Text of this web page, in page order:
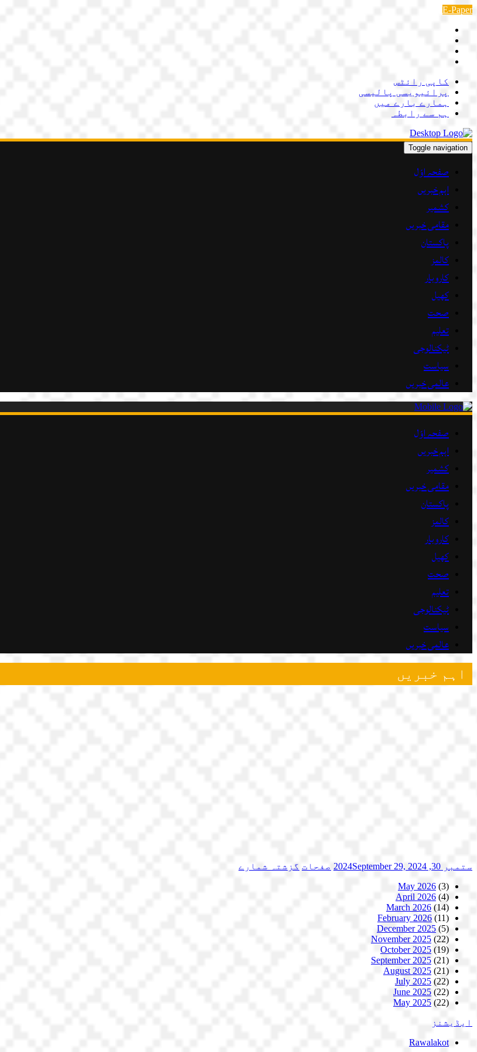
Skip
content
E-Paper
کاپی رائٹس
پرائیویسی پالیسی
ہمارے بارے میں
ہم سے رابطہ
Toggle navigation
صفحہ اوّل
اہم خبریں
کشمیر
مقامی خبریں
پاکستان
کالمز
کاروبار
کھیل
صحت
تعلیم
ٹیکنالوجی
سیاست
عالمی خبریں
صفحہ اوّل
اہم خبریں
کشمیر
مقامی خبریں
پاکستان
کالمز
کاروبار
کھیل
صحت
تعلیم
ٹیکنالوجی
سیاست
عالمی خبریں
اہم خبریں
ستمبر 30, 2024 September 29, 2024 صفحات گزشتہ شمارے
May 2026 (3)
April 2026 (4)
March 2026 (14)
February 2026 (11)
December 2025 (5)
November 2025 (22)
October 2025 (19)
September 2025 (21)
August 2025 (21)
July 2025 (22)
June 2025 (22)
May 2025 (22)
ایڈیشنز
Rawalakot